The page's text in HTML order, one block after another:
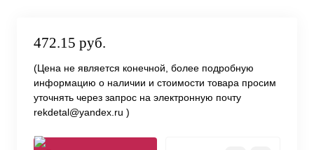
472.15 руб.
(Цена не является конечной, более подробную
информацию о наличии и стоимости товара просим
уточнять через запрос на электронную почту
rekdetal@yandex.ru )